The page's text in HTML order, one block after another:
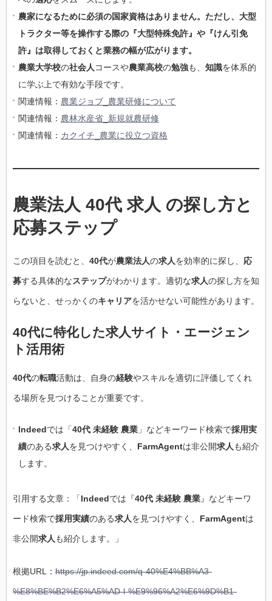
農家になるために必須の国家資格はありません。ただし、大型
トラクター等を操作する際の『大型特殊免許』や『けん引免
許』は取得しておくと業務の幅が広がります。
農業大学校の社会人 コースや農業高校の勉強も、 知識を体系的
に学ぶ上で有効な手段です。
関連情報： 農業ジョブ_農業研修について
関連情報： 農林水産省_新規就農研修
関連情報： カクイチ_農業に役立つ資格
農業法人 40代 求人 の探し方と
応募ステップ
この項目を読むと、 40代が農業法人の求人を効率的に探し、 応
募する具体的なステップがわかります。適切な求人の探し方を知
らないと、せっかくのキャリアを活かせない可能性があります。
40代に特化した求人サイト・エージェン
ト活用術
40代の転職活動は、自身の経験やスキルを適切に評価してくれ
る場所を見つけることが重要です。
Indeedでは「40代 未経験 農業 」などキーワード検索で採用実
績のある求人を見つけやすく、 FarmAgentは非公開求人 も紹介
します。
引用する文章：「Indeedでは『40代 未経験 農業』などキーワ
ード検索で採用実績のある求人を見つけやすく、 FarmAgentは
非公開求人 も紹介します。」
根拠URL： https://jp.indeed.com/q-40%E4%BB%A3-
%E8%BE%B2%E6%A5%AD-l-%E9%96%A2%E6%9D%B1-